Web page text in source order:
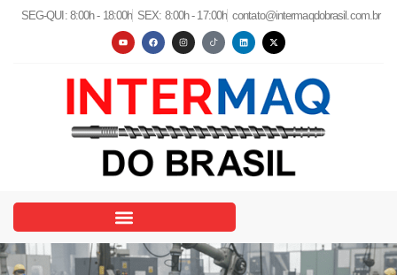
SEG-QUI: 8:00h - 18:00h SEX: 8:00h - 17:00h contato@intermaqdobrasil.com.br